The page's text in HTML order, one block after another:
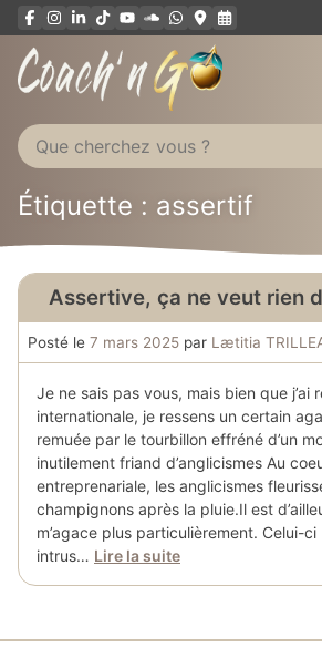
Aller
au
Étiquette : assertif
Assertive, ça ne veut rien
Posté le 7 mars 2025 par Lætitia
Je ne sais pas vous, mais bien que j’ai
internationale, je ressens un certain
remuée par le tourbillon effréné d’un
inutilement friand d’anglicismes Au
entreprenariale, les anglicismes
champignons après la pluie.Il est
m’agace plus particulièrement. Celui-ci
intrus… Lire la suite